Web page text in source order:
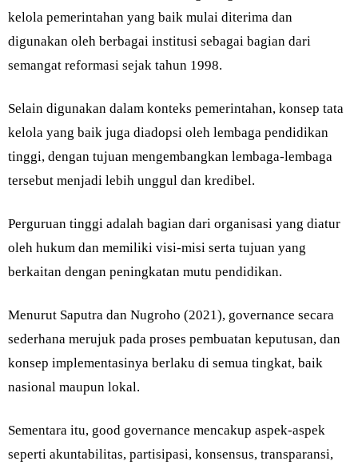
kelola pemerintahan yang baik mulai diterima dan
digunakan oleh berbagai institusi sebagai bagian dari
semangat reformasi sejak tahun 1998.
Selain digunakan dalam konteks pemerintahan, konsep tata
kelola yang baik juga diadopsi oleh lembaga pendidikan
tinggi, dengan tujuan mengembangkan lembaga-lembaga
tersebut menjadi lebih unggul dan kredibel.
Perguruan tinggi adalah bagian dari organisasi yang diatur
oleh hukum dan memiliki visi-misi serta tujuan yang
berkaitan dengan peningkatan mutu pendidikan.
Menurut Saputra dan Nugroho (2021), governance secara
sederhana merujuk pada proses pembuatan keputusan, dan
konsep implementasinya berlaku di semua tingkat, baik
nasional maupun lokal.
Sementara itu, good governance mencakup aspek-aspek
seperti akuntabilitas, partisipasi, konsensus, transparansi,